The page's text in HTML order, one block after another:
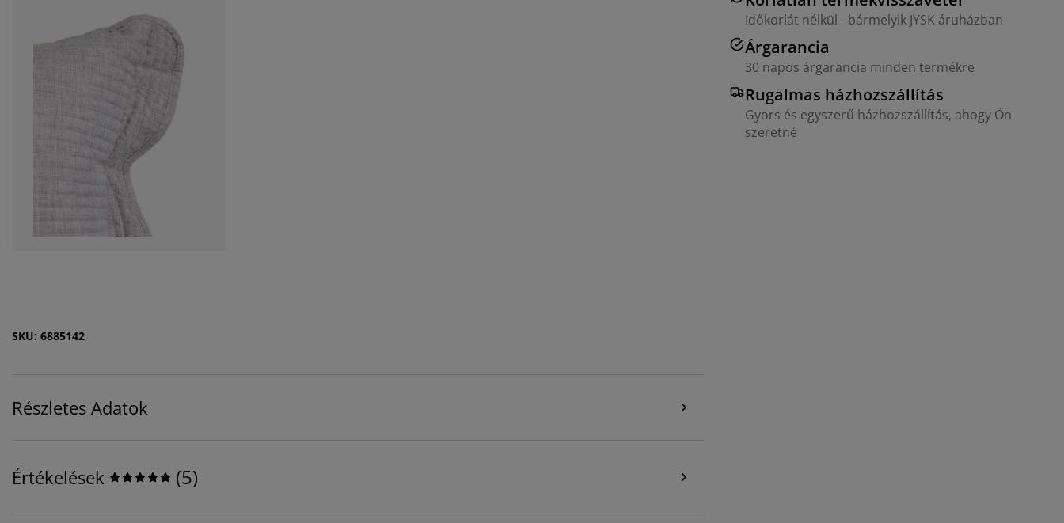
Időkorlát nélkül - bármelyik JYSK áruházban
Árgarancia
30 napos árgarancia minden termékre
Rugalmas házhozszállítás
Gyors és egyszerű házhozszállítás, ahogy Ön
szeretné
SKU: 6885142
Részletes Adatok
Értékelések (5)